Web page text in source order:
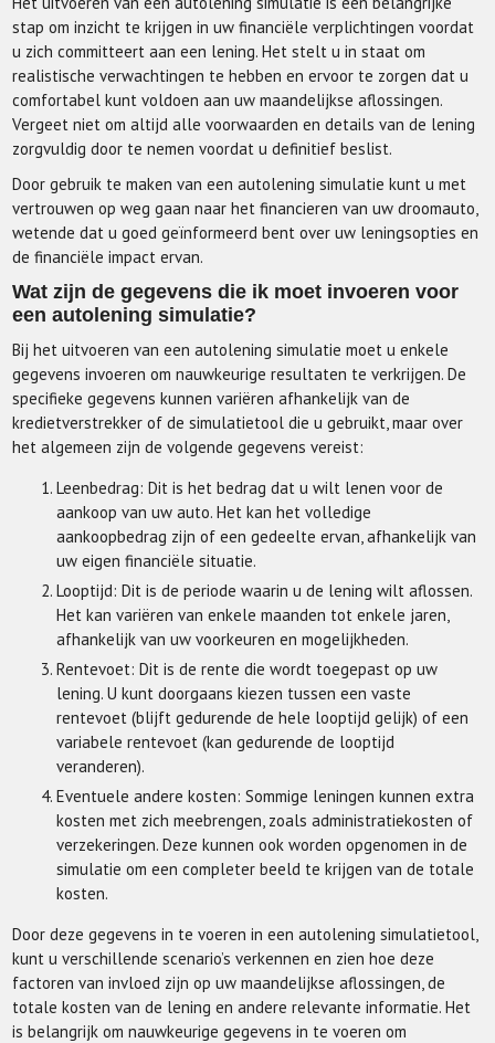
stap om inzicht te krijgen in uw financiële verplichtingen voordat
u zich committeert aan een lening. Het stelt u in staat om
realistische verwachtingen te hebben en ervoor te zorgen dat u
comfortabel kunt voldoen aan uw maandelijkse aflossingen.
Vergeet niet om altijd alle voorwaarden en details van de lening
zorgvuldig door te nemen voordat u definitief beslist.
Door gebruik te maken van een autolening simulatie kunt u met
vertrouwen op weg gaan naar het financieren van uw droomauto,
wetende dat u goed geïnformeerd bent over uw leningsopties en
de financiële impact ervan.
Wat zijn de gegevens die ik moet invoeren voor
een autolening simulatie?
Bij het uitvoeren van een autolening simulatie moet u enkele
gegevens invoeren om nauwkeurige resultaten te verkrijgen. De
specifieke gegevens kunnen variëren afhankelijk van de
kredietverstrekker of de simulatietool die u gebruikt, maar over
het algemeen zijn de volgende gegevens vereist:
Leenbedrag: Dit is het bedrag dat u wilt lenen voor de
aankoop van uw auto. Het kan het volledige
aankoopbedrag zijn of een gedeelte ervan, afhankelijk van
uw eigen financiële situatie.
Looptijd: Dit is de periode waarin u de lening wilt aflossen.
Het kan variëren van enkele maanden tot enkele jaren,
afhankelijk van uw voorkeuren en mogelijkheden.
Rentevoet: Dit is de rente die wordt toegepast op uw
lening. U kunt doorgaans kiezen tussen een vaste
rentevoet (blijft gedurende de hele looptijd gelijk) of een
variabele rentevoet (kan gedurende de looptijd
veranderen).
Eventuele andere kosten: Sommige leningen kunnen extra
kosten met zich meebrengen, zoals administratiekosten of
verzekeringen. Deze kunnen ook worden opgenomen in de
simulatie om een completer beeld te krijgen van de totale
kosten.
Door deze gegevens in te voeren in een autolening simulatietool,
kunt u verschillende scenario’s verkennen en zien hoe deze
factoren van invloed zijn op uw maandelijkse aflossingen, de
totale kosten van de lening en andere relevante informatie. Het
is belangrijk om nauwkeurige gegevens in te voeren om